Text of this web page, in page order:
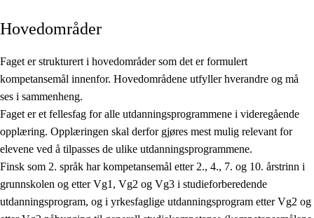
Hovedområder
Faget er strukturert i hovedområder som det er formulert
kompetansemål innenfor. Hovedområdene utfyller hverandre og må
ses i sammenheng.
Faget er et fellesfag for alle utdanningsprogrammene i videregående
opplæring. Opplæringen skal derfor gjøres mest mulig relevant for
elevene ved å tilpasses de ulike utdanningsprogrammene.
Finsk som 2. språk har kompetansemål etter 2., 4., 7. og 10. årstrinn i
grunnskolen og etter Vg1, Vg2 og Vg3 i studieforberedende
utdanningsprogram, og i yrkesfaglige utdanningsprogram etter Vg2 og